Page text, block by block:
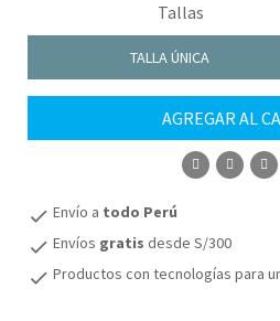
Tallas
TALLA ÚNICA
AGREGAR AL
check Envío a todo Perú
check Envíos gratis desde S/300
check Productos con tecnologías para